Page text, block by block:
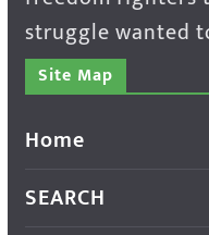
struggle wanted
Site Map
Home
SEARCH